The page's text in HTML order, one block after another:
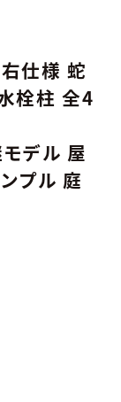
仕様 蛇
栓柱 全4
デル 屋
プル 庭